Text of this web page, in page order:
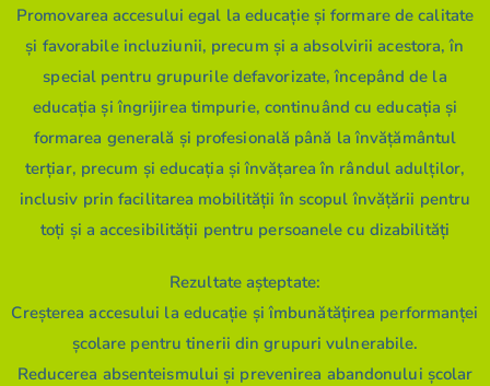
Promovarea accesului egal la educație și formare de calitate
și favorabile incluziunii, precum și a absolvirii acestora, în
special pentru grupurile defavorizate, începând de la
educația și îngrijirea timpurie, continuând cu educația și
formarea generală și profesională până la învățământul
terțiar, precum și educația și învățarea în rândul adulților,
inclusiv prin facilitarea mobilității în scopul învățării pentru
toți și a accesibilității pentru persoanele cu dizabilități
Rezultate așteptate:
Creșterea accesului la educație și îmbunătățirea performanței
școlare pentru tinerii din grupuri vulnerabile.
Reducerea absenteismului și prevenirea abandonului școlar